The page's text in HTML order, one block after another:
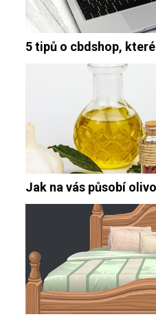
5 tipů o cbdshop,
Jak na vás působí